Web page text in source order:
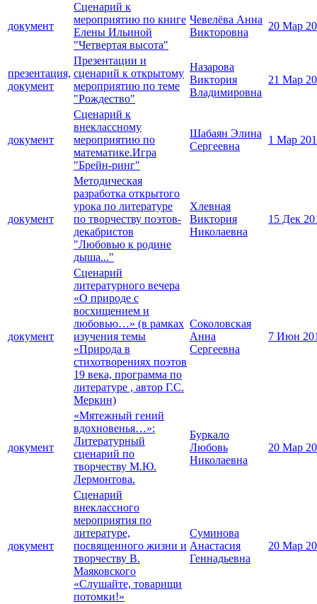
документ
Сценарий к
мероприятию по книге
Елены Ильиной
"Четвертая высота"
Чевелёва Анна
Викторовна
20 Мар
презентация,
документ
Презентации и
сценарий к открытому
мероприятию по теме
"Рождество"
Назарова
Виктория
Владимировна
21 Мар
документ
Сценарий к
внеклассному
мероприятию по
математике.Игра
"Брейн-ринг"
Шабаян Элина
Сергеевна
1 Мар
документ
Методическая
разработка открытого
урока по литературе
по творчеству поэтов-
декабристов
"Любовью к родине
дыша..."
Хлевная
Виктория
Николаевна
15 Дек
документ
Сценарий
литературного вечера
«О природе с
восхищением и
любовью…» (в рамках
изучения темы
«Природа в
стихотворениях поэтов
19 века, программа по
литературе , автор Г.С.
Меркин)
Соколовская
Анна
Сергеевна
7 Июн
документ
«Мятежный гений
вдохновенья…»:
Литературный
сценарий по
творчеству М.Ю.
Лермонтова.
Буркало
Любовь
Николаевна
20 Мар
документ
Сценарий
внеклассного
мероприятия по
литературе,
посвященного жизни и
творчеству В.
Маяковского
«Слушайте, товарищи
потомки!»
Суминова
Анастасия
Геннадьевна
20 Мар